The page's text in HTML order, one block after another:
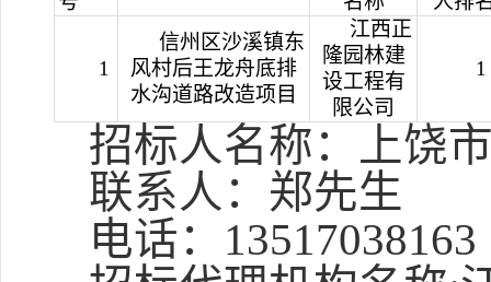
1
信州区沙溪镇东
风村后王龙舟底排
水沟道路改造项目
江西正
隆园林建
设工程有
限公司
1
招标人名称：上饶
联系人：郑先生
电话： 13517038163